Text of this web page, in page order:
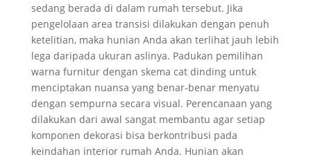
sedang berada di dalam rumah tersebut. Jika
pengelolaan area transisi dilakukan dengan penuh
ketelitian, maka hunian Anda akan terlihat jauh lebih
lega daripada ukuran aslinya. Padukan pemilihan
warna furnitur dengan skema cat dinding untuk
menciptakan nuansa yang benar-benar menyatu
dengan sempurna secara visual. Perencanaan yang
dilakukan dari awal sangat membantu agar setiap
komponen dekorasi bisa berkontribusi pada
keindahan interior rumah Anda. Hunian akan